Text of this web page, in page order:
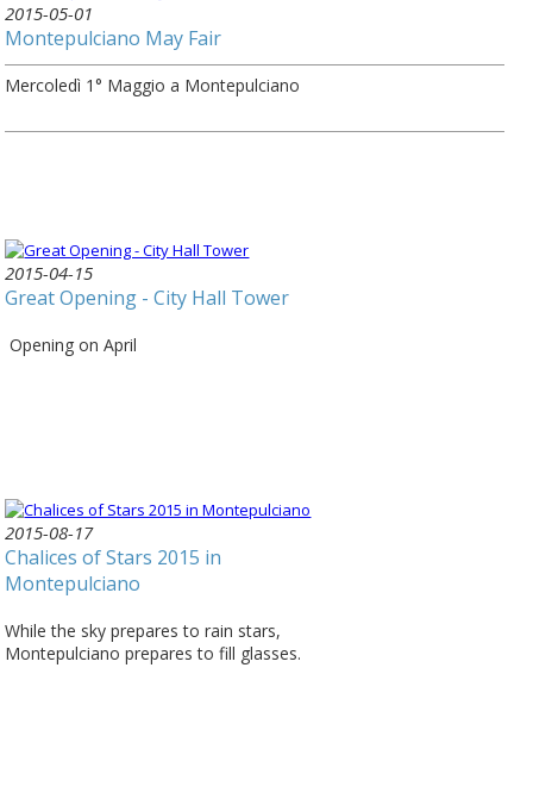
2015-05-01
Montepulciano May Fair
Mercoledì 1° Maggio a Montepulciano
2015-04-15
Great Opening - City Hall Tower
Opening on April
2015-08-17
Chalices of Stars 2015 in
Montepulciano
While the sky prepares to rain stars,
Montepulciano prepares to fill glasses.